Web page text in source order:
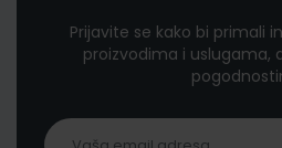
Prijavite se kako bi primali
proizvodima i uslugama,